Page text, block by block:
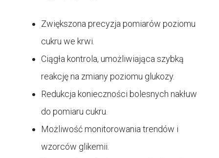
Zwiększona precyzja pomiarów poziomu
cukru we krwi.
Ciągła kontrola, umożliwiająca szybką
reakcję na zmiany poziomu glukozy.
Redukcja konieczności bolesnych nakłuw
do pomiaru cukru.
Możliwość monitorowania trendów i
wzorców glikemii.